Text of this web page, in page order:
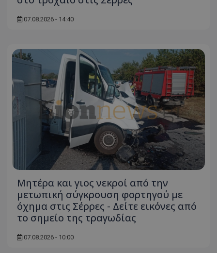
07.08.2026 - 14:40
Μητέρα και γιος νεκροί από την
μετωπική σύγκρουση φορτηγού με
όχημα στις Σέρρες - Δείτε εικόνες από
το σημείο της τραγωδίας
07.08.2026 - 10:00